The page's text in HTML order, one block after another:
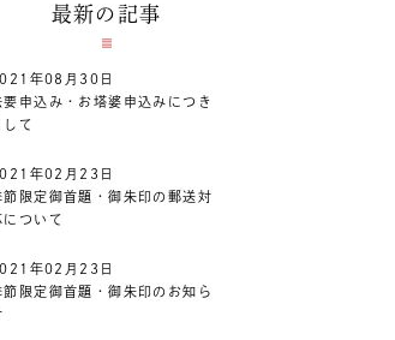
最新の記事
年08月30日
要申込み・お塔婆申込みにつき
して
年02月23日
節限定御首題・御朱印の郵送対
について
年02月23日
節限定御首題・御朱印のお知ら